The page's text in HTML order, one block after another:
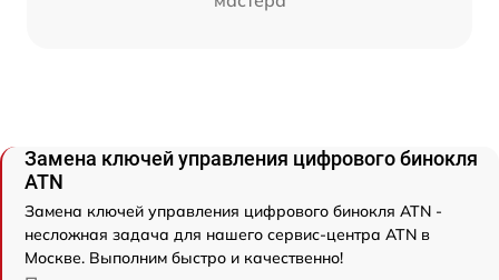
Замена ключей управления цифрового бинокля
ATN
Замена ключей управления цифрового бинокля ATN -
несложная задача для нашего сервис-центра ATN в
Москве. Выполним быстро и качественно!